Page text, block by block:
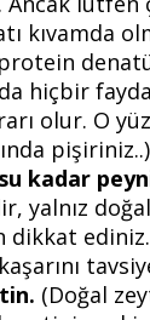
kıvamda
hiçbir
olur. O
pişiriniz..)
kadar
yalnız
dikkat
(Doğal